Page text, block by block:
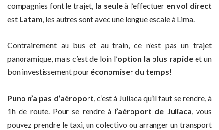
compagnies font le trajet, la seuleà l’effectueren vol direct
est Latam , les autres sont avec une longue escale à Lima.
Contrairement au bus et au train, ce n’est pas un trajet
panoramique, mais c’est de loin l’option la plus rapide et un
bon investissement pour économiser du temps!
Puno n’a pas d’aéroport, c’est à Juliaca qu’il faut se rendre, à
1h de route. Pour se rendre à l’aéroport de Juliaca, vous
pouvez prendre le taxi, un colectivo ou arranger un transport